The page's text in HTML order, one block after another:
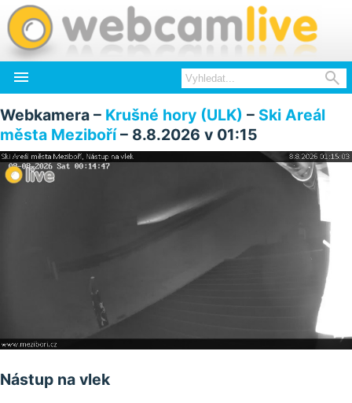
 
Webkamera – Krušné hory (ULK) – Ski Areál
města Meziboří– 8.8.2026 v 01:15
Nástup na vlek